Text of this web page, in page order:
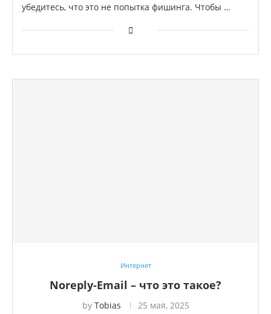
убедитесь, что это не попытка фишинга. Чтобы …
Интернет
Noreply-Email – что это такое?
by Tobias 25 мая, 2025